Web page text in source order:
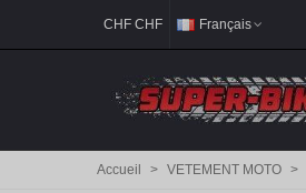
CHF CHF Français
Accueil > VETEMENT MOTO >